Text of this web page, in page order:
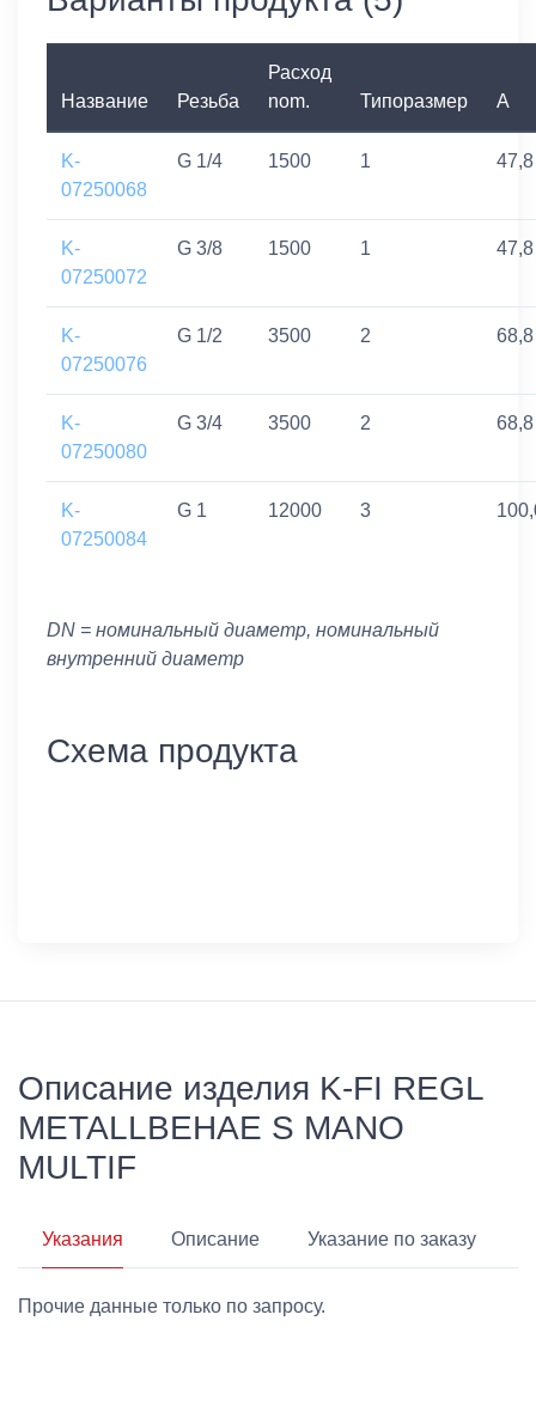
Название Резьба
Расход
nom.
Типоразмер A
K-
07250068
G 1/4 1500 1 47,8
K-
07250072
G 3/8 1500 1 47,8
K-
07250076
G 1/2 3500 2 68,8
K-
07250080
G 3/4 3500 2 68,8
K-
07250084
G 1 12000 3
DN = номинальный диаметр, номинальный
внутренний диаметр
Схема продукта
Описание изделия K-FI REGL
METALLBEHAE S MANO
MULTIF
Указания Описание Указание по заказу
Прочие данные только по запросу.